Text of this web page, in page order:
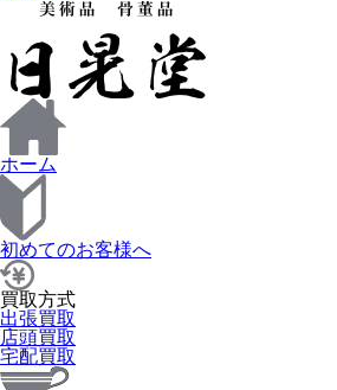
ホーム
初めてのお客様へ
買取方式
出張買取
店頭買取
宅配買取